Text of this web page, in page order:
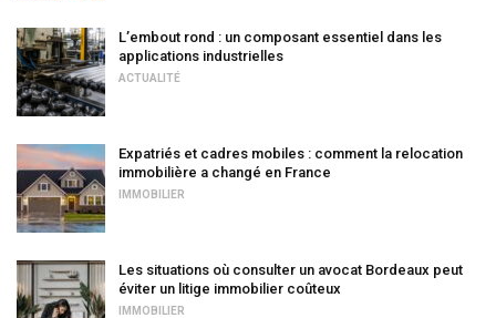
L’embout rond : un composant essentiel dans les
applications industrielles
ACTUALITÉ
Expatriés et cadres mobiles : comment la relocation
immobilière a changé en France
IMMOBILIER
Les situations où consulter un avocat Bordeaux peut
éviter un litige immobilier coûteux
IMMOBILIER